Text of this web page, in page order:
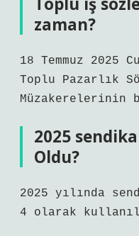
zaman?
18 Temmuz 2025
Toplu Pazarlık
Müzakerelerinin
2025
Oldu?
2025 yılında
4 olarak